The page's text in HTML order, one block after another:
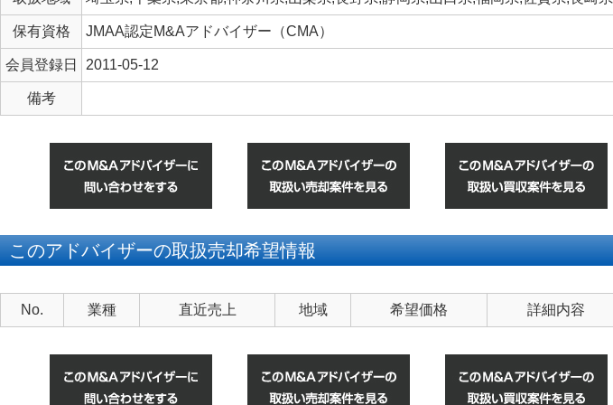
保有資格 JMAA認定M&Aアドバイザー（CMA）
会員登録日 2011-05-12
備考
このアドバイザーの取扱売却希望情報
No. 業種 直近売上 地域 希望価格 詳細内容